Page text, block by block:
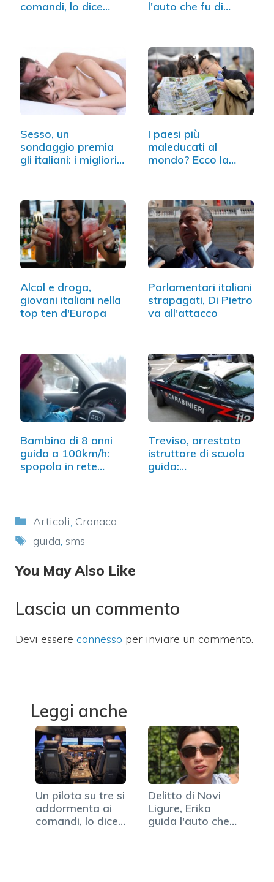
comandi, lo dice…
l'auto che fu di…
Sesso, un
sondaggio premia
gli italiani: i migliori
I paesi più
maleducati al
mondo? Ecco la
Alcol e droga,
giovani italiani nella
top ten d'Europa
Parlamentari italiani
strapagati, Di Pietro
va all'attacco
Bambina di 8 anni
guida a 100km/h:
spopola in rete…
Treviso, arrestato
istruttore di scuola
guida:…
Categorie
Articoli Cronaca
Tag
guida sms
You May Also Like
Lascia un commento
Devi essere connesso per inviare un commento.
Leggi anche
Un pilota su tre si
addormenta ai
comandi, lo dice…
Delitto di Novi
Ligure, Erika
guida l'auto che